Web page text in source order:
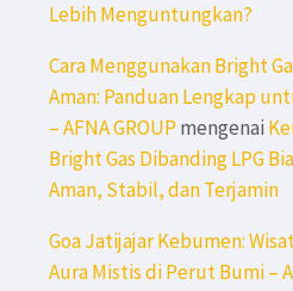
Lebih Menguntungkan?
Cara Menggunakan Bright
Aman: Panduan Lengkap
– AFNA GROUPmengenai
Bright Gas Dibanding LPG
Aman, Stabil, dan Terjamin
Goa Jatijajar Kebumen:
Aura Mistis di Perut Bumi –